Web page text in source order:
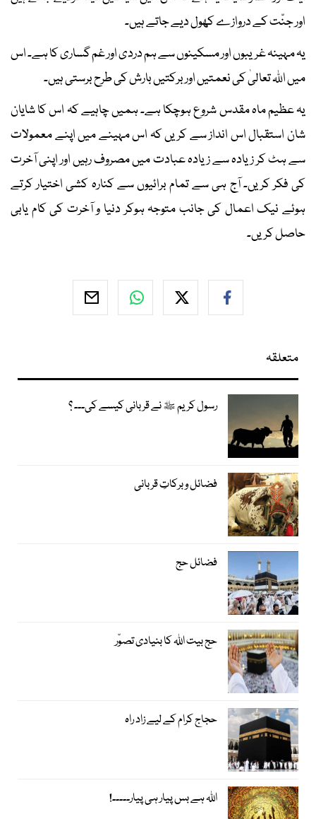
اور جنّت کے دروازے کھول دیے جاتے ہیں۔
یہ مہینہ غریبوں اور مسکینوں سے ہم دردی اور غم گساری کا ہے۔ اس
میں اﷲ تعالیٰ کی نعمتیں اور برکتیں بارش کی طرح برستی ہیں۔
یہ عظیم ماہ مقدس شروع ہوچکا ہے۔ ہمیں چاہیے کہ اس کا شایان
شان استقبال اس انداز سے کریں کہ اس مہینے میں اپنے معمولات
سے ہٹ کر زیادہ سے زیادہ عبادت میں مصروف رہیں اور اپنی آخرت
کی فکر کریں۔ آج ہی سے تمام برائیوں سے کنارہ کشی اختیار کرتے
ہوئے نیک اعمال کی جانب متوجہ ہوکر دنیا و آخرت کی کام یابی
حاصل کریں۔
متعلقہ
رسول کریم ﷺ نے قربانی کیسے کی۔۔۔ ؟
فضائل و برکاتِ قربانی
فضائل حج
حج بیت اﷲ کا بنیادی تصوّر
حجاج کرام کے لیے زاد راہ
اﷲ ہے بس پیار ہی پیار۔۔۔۔۔!